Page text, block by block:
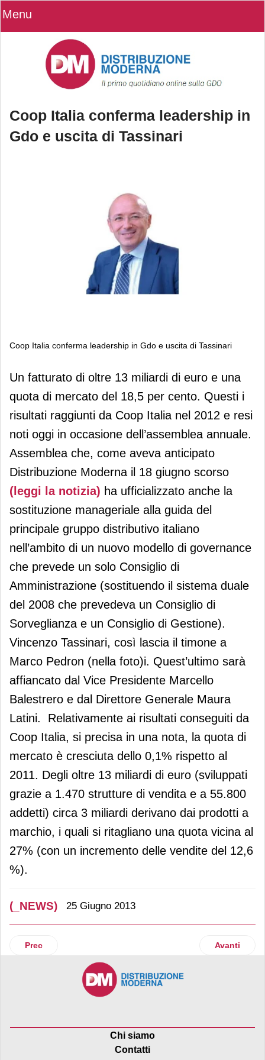
Menu
Coop Italia conferma leadership in
Gdo e uscita di Tassinari
Coop Italia conferma leadership in Gdo e uscita di Tassinari
Coop Italia conferma leadership in
Gdo e uscita di Tassinari
Un fatturato di oltre 13 miliardi di euro e una
quota di mercato del 18,5 per cento. Questi i
risultati raggiunti da Coop Italia nel 2012 e resi
noti oggi in occasione dell’assemblea annuale.
Assemblea che, come aveva anticipato
Distribuzione Moderna il 18 giugno scorso
(leggi la notizia) ha ufficializzato anche la
sostituzione manageriale alla guida del
principale gruppo distributivo italiano
nell’ambito di un nuovo modello di governance
che prevede un solo Consiglio di
Amministrazione (sostituendo il sistema duale
del 2008 che prevedeva un Consiglio di
Sorveglianza e un Consiglio di Gestione).
Vincenzo Tassinari, così lascia il timone a
Marco Pedron (nella foto)i. Quest’ultimo sarà
affiancato dal Vice Presidente Marcello
Balestrero e dal Direttore Generale Maura
Latini. Relativamente ai risultati conseguiti da
Coop Italia, si precisa in una nota, la quota di
mercato è cresciuta dello 0,1% rispetto al
2011. Degli oltre 13 miliardi di euro (sviluppati
grazie a 1.470 strutture di vendita e a 55.800
addetti) circa 3 miliardi derivano dai prodotti a
marchio, i quali si ritagliano una quota vicina al
27% (con un incremento delle vendite del 12,6
%).
(_NEWS) 25 Giugno 2013
Articolo precedente: La moneta elettronica sempre più
Prec Articolo
Avanti
Chi siamo
Contatti